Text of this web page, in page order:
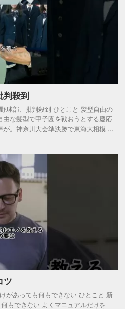
判殺到
球部、批判殺到 ひとこと 髪型自由の
由な髪型で甲子園を戦おうとする慶応
。神奈川大会準決勝で東海大相模 ...
ツ
があっても何もできない ひとこと 新
もできない よくマニュアルだけを